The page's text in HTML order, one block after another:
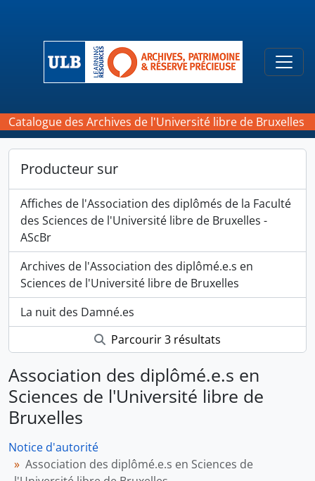
Catalogue des Archives de l'Université libre de Bruxelles
Producteur sur
Affiches de l'Association des diplômés de la Faculté
des Sciences de l'Université libre de Bruxelles -
AScBr
Archives de l'Association des diplômé.e.s en
Sciences de l'Université libre de Bruxelles
La nuit des Damné.es
Parcourir 3 résultats
Association des diplômé.e.s en
Sciences de l'Université libre de
Bruxelles
Notice d'autorité
Association des diplômé.e.s en Sciences de